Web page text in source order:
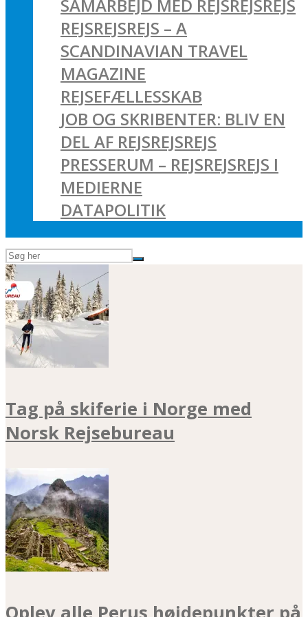
SAMARBEJD MED REJSREJSREJS
REJSREJSREJS – A
SCANDINAVIAN TRAVEL
MAGAZINE
REJSEFÆLLESSKAB
JOB OG SKRIBENTER: BLIV EN
DEL AF REJSREJSREJS
PRESSERUM – REJSREJSREJS I
MEDIERNE
DATAPOLITIK
Tag på skiferie i Norge med
Norsk Rejsebureau